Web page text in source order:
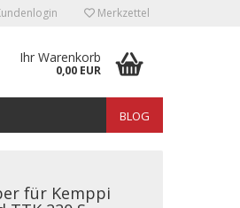
Merkzettel
Ihr Warenkorb
0,00 EUR
BLOG
für Kemppi